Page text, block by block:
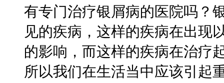
有专门治疗银屑病的医院吗？
见的疾病，这样的疾病在出现
的影响，而这样的疾病在治疗
所以我们在生活当中应该引起